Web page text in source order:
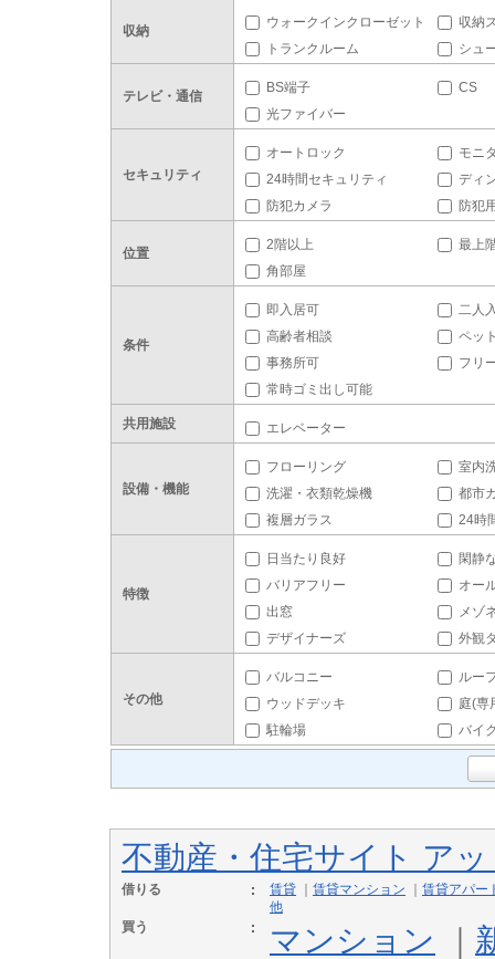
収納
ウォークインクローゼット
収納
トランクルーム
シュ
テレビ・通信
BS端子
CS
光ファイバー
セキュリティ
オートロック
モニ
24時間セキュリティ
ディ
防犯カメラ
防犯
位置
2階以上
最上
角部屋
条件
即入居可
二人
高齢者相談
ペッ
事務所可
フリ
常時ゴミ出し可能
共用施設 エレベーター
設備・機能
フローリング
室内
洗濯・衣類乾燥機
都市
複層ガラス
24時
特徴
日当たり良好
閑静
バリアフリー
オー
出窓
メゾ
デザイナーズ
外観
その他
バルコニー
ルー
ウッドデッキ
庭(専
駐輪場
バイ
不動産・住宅サイト ア
借りる 賃貸 賃貸マンション
賃貸アパー
他
買う
マンション ｜